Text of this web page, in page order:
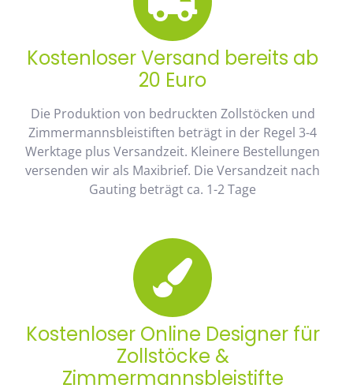
Kostenloser Versand bereits ab
20 Euro
Die Produktion von bedruckten Zollstöcken und
Zimmermannsbleistiften beträgt in der Regel 3-4
Werktage plus Versandzeit. Kleinere Bestellungen
versenden wir als Maxibrief. Die Versandzeit nach
Gauting beträgt ca. 1-2 Tage
Kostenloser Online Designer für
Zollstöcke &
Zimmermannsbleistifte